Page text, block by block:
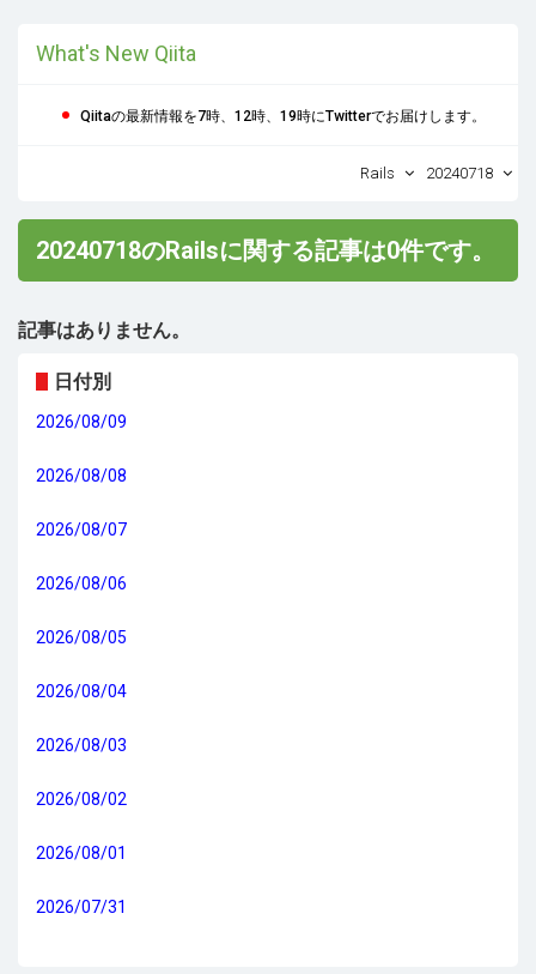
What's New Qiita
Qiitaの最新情報を7時、12時、19時にTwitterでお届けします。
Rails 20240718
20240718のRailsに関する記事は0件です。
記事はありません。
日付別
2026/08/09
2026/08/08
2026/08/07
2026/08/06
2026/08/05
2026/08/04
2026/08/03
2026/08/02
2026/08/01
2026/07/31